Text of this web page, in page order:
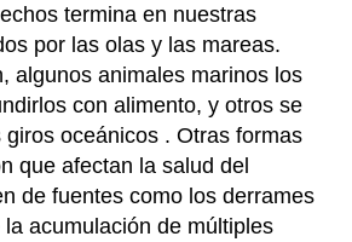
termina en nuestras
por las olas y las mareas.
algunos animales marinos los
con alimento, y otros se
oceánicos . Otras formas
que afectan la salud del
de fuentes como los derrames
acumulación de múltiples